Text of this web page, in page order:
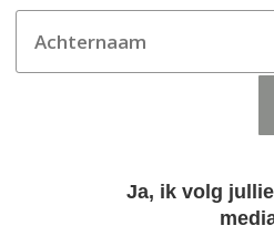
Ja, ik volg